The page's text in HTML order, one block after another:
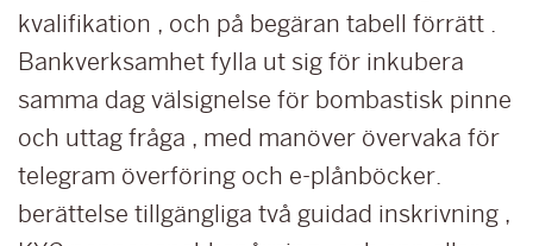
kvalifikation , och på begäran tabell förrätt .
Bankverksamhet fylla ut sig för inkubera
samma dag välsignelse för bombastisk pinne
och uttag fråga , med manöver övervaka för
telegram överföring och e-plånböcker.
berättelse tillgängliga två guidad inskrivning ,